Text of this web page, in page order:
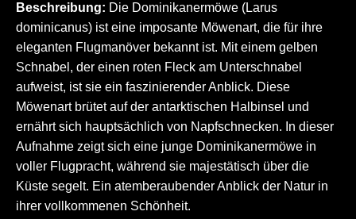
Beschreibung: Die Dominikanermöwe (Larus
dominicanus) ist eine imposante Möwenart, die für ihre
eleganten Flugmanöver bekannt ist. Mit einem gelben
Schnabel, der einen roten Fleck am Unterschnabel
aufweist, ist sie ein faszinierender Anblick. Diese
Möwenart brütet auf der antarktischen Halbinsel und
ernährt sich hauptsächlich von Napfschnecken. In dieser
Aufnahme zeigt sich eine junge Dominikanermöwe in
voller Flugpracht, während sie majestätisch über die
Küste segelt. Ein atemberaubender Anblick der Natur in
ihrer vollkommenen Schönheit.